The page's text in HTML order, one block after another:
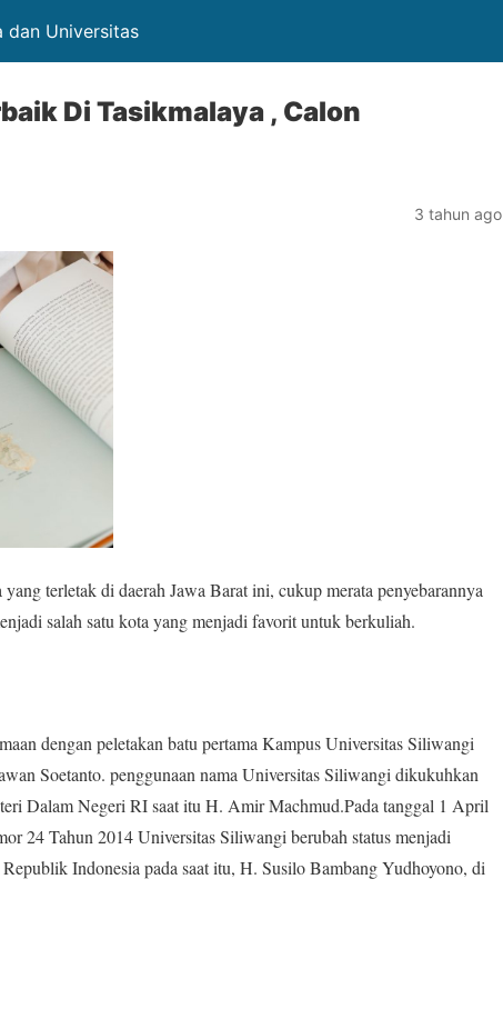
dan Universitas
Di Tasikmalaya , Calon
3 tahun ago
terletak di daerah Jawa Barat ini, cukup merata penyebarannya
salah satu kota yang menjadi favorit untuk berkuliah.
dengan peletakan batu pertama Kampus Universitas Siliwangi
Soetanto. penggunaan nama Universitas Siliwangi dikukuhkan
Dalam Negeri RI saat itu H. Amir Machmud.Pada tanggal 1 April
24 Tahun 2014 Universitas Siliwangi berubah status menjadi
Indonesia pada saat itu, H. Susilo Bambang Yudhoyono, di